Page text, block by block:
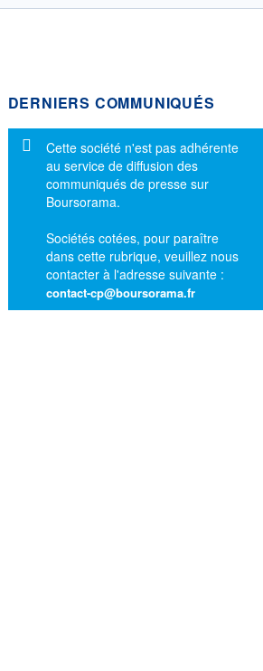
DERNIERS COMMUNIQUÉS
Message d'information
Cette société n'est pas adhérente
au service de diffusion des
communiqués de presse sur
Boursorama.
Sociétés cotées, pour paraître
dans cette rubrique, veuillez nous
contacter à l'adresse suivante :
contact-cp@boursorama.fr